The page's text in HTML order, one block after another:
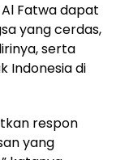
Fatwa dapat
yang cerdas,
serta
Indonesia di
respon
yang